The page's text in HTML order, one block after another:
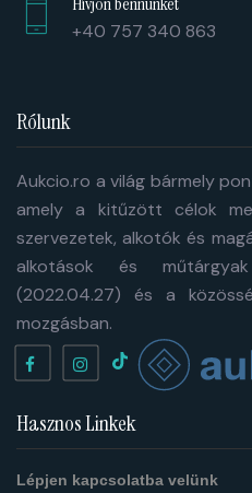
+40 757 340 863
Rólunk
Aukcio.ro a világ bármely
amely a kitűzött célok
szervezetek, alkotók és
alkotások és
(2022.04.27) és a
mozgásban.
Hasznos Linkek
Lépjen kapcsolatba velünk